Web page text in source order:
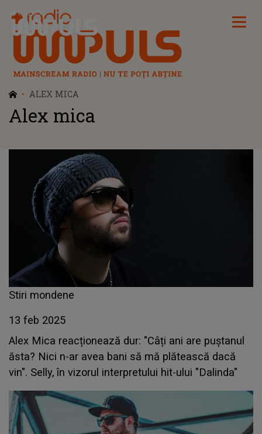
Radio Impuls
ALEX MICA
Alex mica
Stiri mondene
13 feb 2025
Alex Mica reacționează dur: "Câți ani are puștanul
ăsta? Nici n-ar avea bani să mă plătească dacă
vin". Selly, în vizorul interpretului hit-ului "Dalinda"